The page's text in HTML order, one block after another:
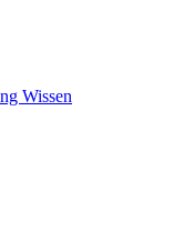
Wissen